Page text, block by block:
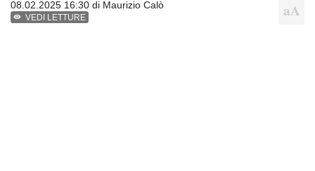
08.02.2025 16:30 di Maurizio Calò
VEDI LETTURE